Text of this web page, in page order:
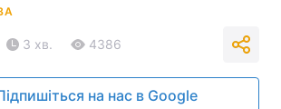
3 хв. 4386
на нас в Google